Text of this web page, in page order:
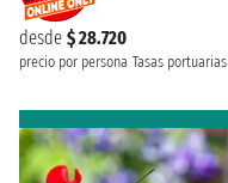
desde $ 28.720
precio por persona Tasas portuarias